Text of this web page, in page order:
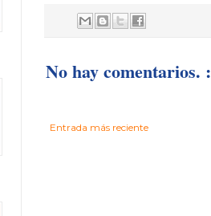
No hay comentarios. :
Entrada más reciente